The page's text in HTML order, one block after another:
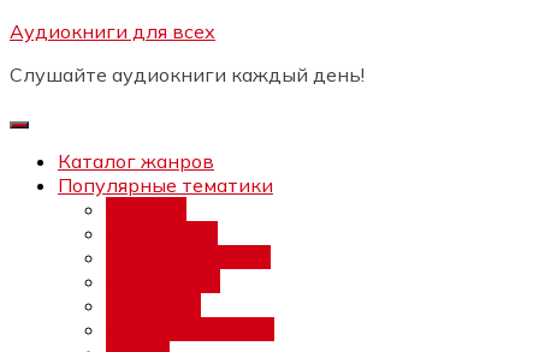
Перейти
содержимому
Аудиокниги для всех
Слушайте аудиокниги каждый день!
Каталог жанров
Популярные тематики
Бесплатный интенсив:
каналов"